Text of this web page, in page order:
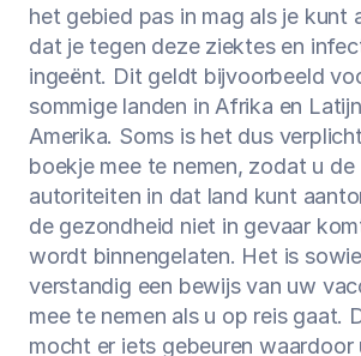
het gebied pas in mag als je kunt
dat je tegen deze ziektes en
ingeënt. Dit geldt bijvoorbeeld
sommige landen in Afrika en
Amerika. Soms is het dus
boekje mee te nemen, zodat u de
autoriteiten in dat land kunt
de gezondheid niet in gevaar
wordt binnengelaten. Het is
verstandig een bewijs van uw
mee te nemen als u op reis gaat.
mocht er iets gebeuren waardoor